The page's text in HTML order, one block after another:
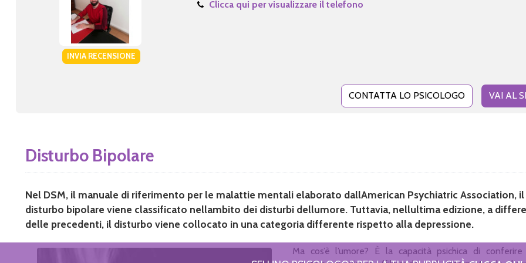
INVIA RECENSIONE
Clicca qui per visualizzare il telefono
CONTATTA LO PSICOLOGO VAI AL
Disturbo Bipolare
Nel DSM, il manuale di riferimento per le malattie mentali elaborato dallAmerican Psychiatric Association, il
disturbo bipolare viene classificato nellambito dei disturbi dellumore. Tuttavia, nellultima edizione, a
delle precedenti, il disturbo viene collocato in una categoria differente rispetto alla depressione.
Ma cos’è l’umore? È la capacità psichica di conferire